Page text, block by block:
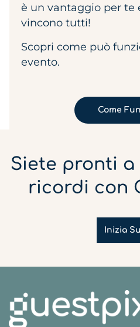
è un vantaggio per te
vincono tutti!
Scopri come può
evento.
Come
Siete pronti
ricordi con
Inizia